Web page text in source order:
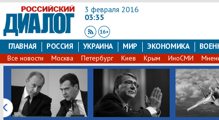
3 февраля 2016
03:35
ГЛАВНАЯ РОССИЯ УКРАИНА МИР ЭКОНОМИКА
Все новости Москва Петербург Киев Крым ИноСМИ